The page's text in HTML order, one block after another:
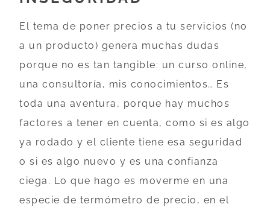
El tema de poner precios a tu servicios (no
a un producto) genera muchas dudas
porque no es tan tangible: un curso online,
una consultoría, mis conocimientos… Es
toda una aventura, porque hay muchos
factores a tener en cuenta, como si es algo
ya rodado y el cliente tiene esa seguridad
o si es algo nuevo y es una confianza
ciega. Lo que hago es moverme en una
especie de termómetro de precio, en el